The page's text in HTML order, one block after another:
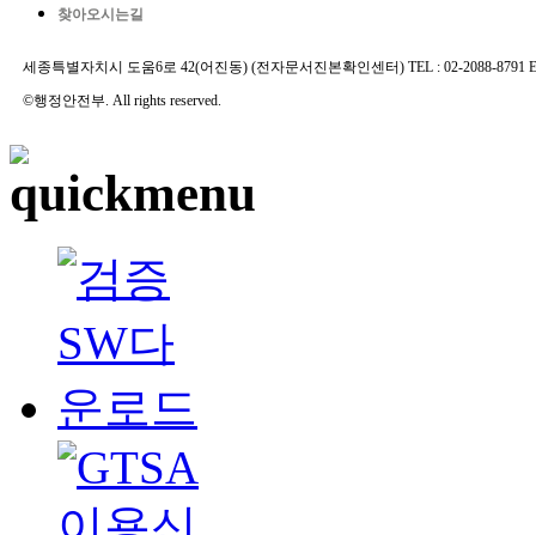
찾아오시는길
세종특별자치시 도움6로 42(어진동) (전자문서진본확인센터) TEL : 02-2088-8791
©행정안전부. All rights reserved.